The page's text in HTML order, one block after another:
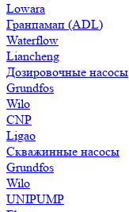
Lowara
Гранпамап (ADL)
Waterflow
Liancheng
Дозировочные насосы
Grundfos
Wilo
CNP
Ligao
Скважинные насосы
Grundfos
Wilo
UNIPUMP